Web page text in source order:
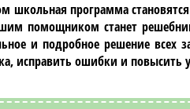
школьная программа
помощником станет
и подробное решение всех
исправить ошибки и повысить